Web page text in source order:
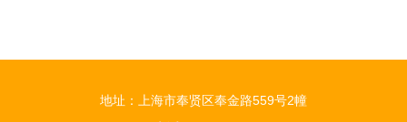
地址：上海市奉贤区奉金路559号2幢